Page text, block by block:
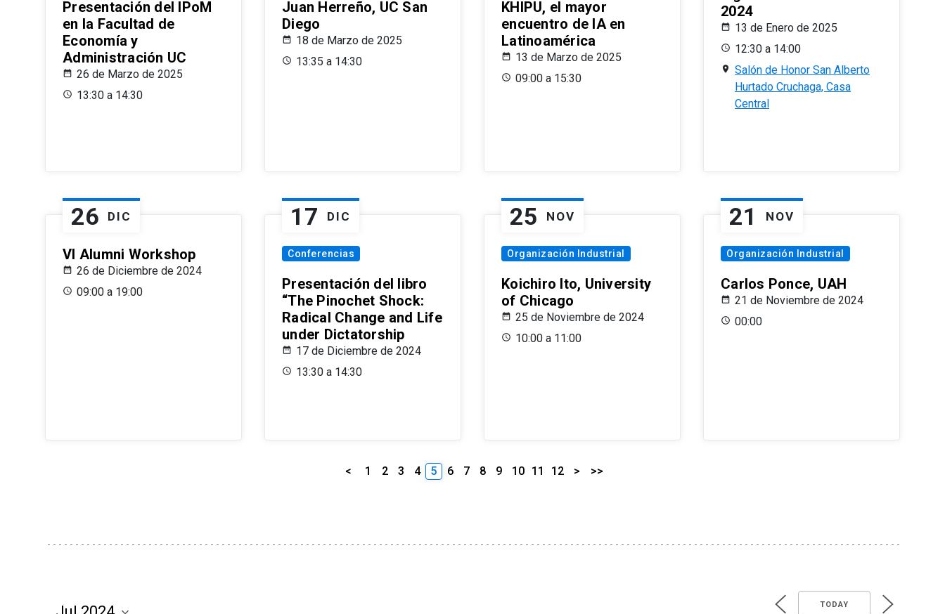
Presentación del IPoM
en la Facultad de
Economía y
Administración UC
26 de Marzo de 2025
13:30 a 14:30
Juan Herreño, UC San
Diego
18 de Marzo de 2025
13:35 a 14:30
KHIPU, el mayor
encuentro de IA en
Latinoamérica
13 de Marzo de 2025
09:00 a 15:30
2024
13 de Enero de 2025
12:30 a 14:00
Salón de Honor San Alberto
Hurtado Cruchaga, Casa
Central
26 DIC
VI Alumni Workshop
26 de Diciembre de 2024
09:00 a 19:00
17 DIC
Conferencias
Presentación del libro
“The Pinochet Shock:
Radical Change and Life
under Dictatorship
17 de Diciembre de 2024
13:30 a 14:30
25 NOV
Organización Industrial
Koichiro Ito, University
of Chicago
25 de Noviembre de 2024
10:00 a 11:00
21 NOV
Organización Industrial
Carlos Ponce, UAH
21 de Noviembre de 2024
00:00
< 1 2 3 4 5 6 7 8 9 10 11 12 > >>
TODAY